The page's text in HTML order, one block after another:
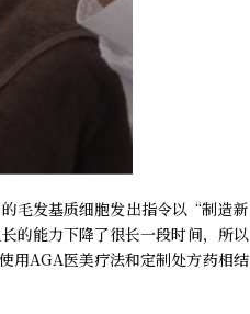
毛发基质细胞发出指令以“制造新
的能力下降了很长一段时间，所以
用AGA医美疗法和定制处方药相结